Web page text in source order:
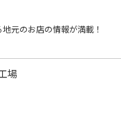
地元のお店の情報が満載！
場